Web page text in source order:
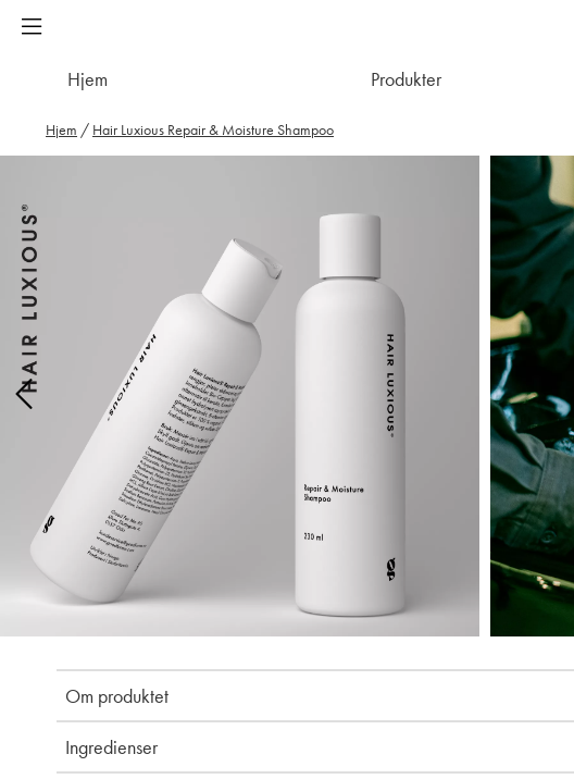
Hjem Produkter
Hjem / Hair Luxious Repair & Moisture Shampoo
Om produktet
Ingredienser